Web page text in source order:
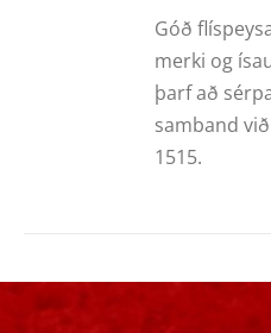
Góð
merki og
þarf að
samband
1515.